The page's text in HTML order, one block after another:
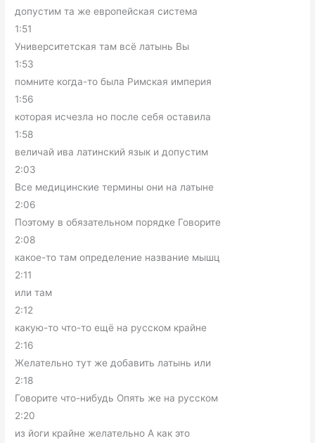
допустим та же европейская система
1:51
Университетская там всё латынь Вы
1:53
помните когда-то была Римская империя
1:56
которая исчезла но после себя оставила
1:58
величай ива латинский язык и допустим
2:03
Все медицинские термины они на латыне
2:06
Поэтому в обязательном порядке Говорите
2:08
какое-то там определение название мышц
2:11
или там
2:12
какую-то что-то ещё на русском крайне
2:16
Желательно тут же добавить латынь или
2:18
Говорите что-нибудь Опять же на русском
2:20
из йоги крайне желательно А как это